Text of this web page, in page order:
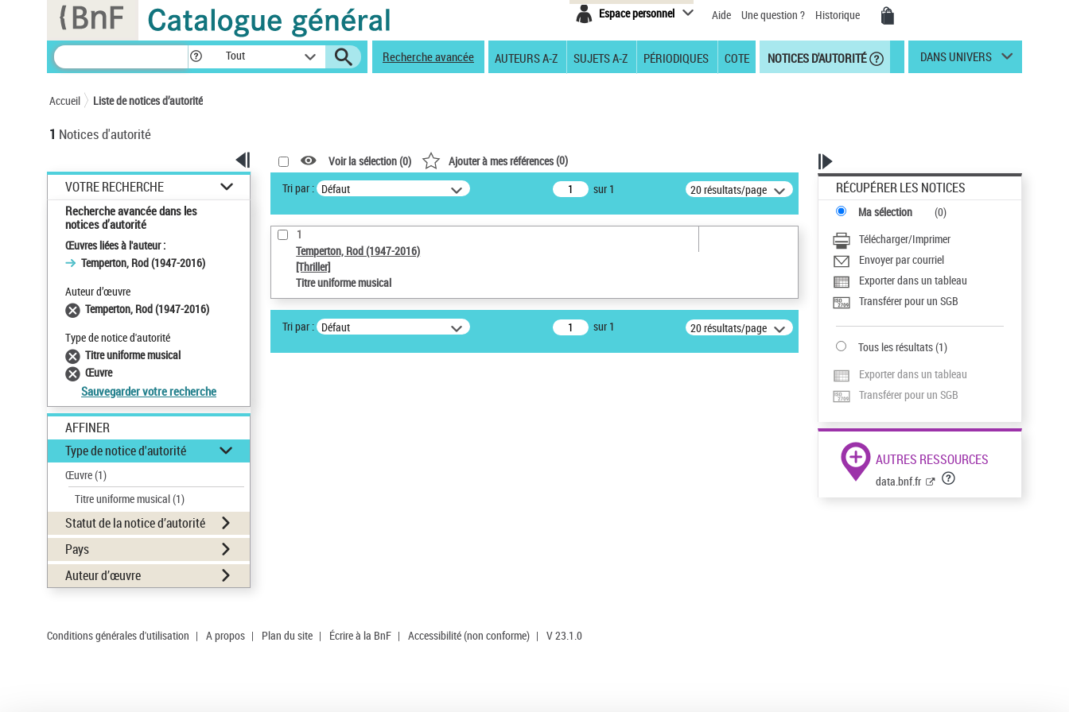
Espace personnel Aide Une question ? Historique
Tout Recherche avancée AUTEURS A-Z SUJETS A-Z PÉRIODIQUES COTE NOTICES D'AUTORITÉ DANS UNIVERS
Accueil Liste de notices d’autorité
1 Notices d'autorité
VOTRE RECHERCHE
Recherche avancée dans les
notices d’autorité
Œuvres liées à l'auteur :
Temperton, Rod (1947-2016)
Auteur d’œuvre
Temperton, Rod (1947-2016)
Type de notice d'autorité
Titre uniforme musical
Œuvre
Sauvegarder votre recherche
AFFINER
Type de notice d'autorité
Œuvre(1)
Titre uniforme musical(1)
Statut de la notice d’autorité
Pays
Auteur d’œuvre
Voir la sélection (0) Ajouter à mes références(0)
Tri par : Défaut sur 1 20 résultats/page
1
Temperton, Rod (1947-2016)
[Thriller]
Titre uniforme musical
Tri par : Défaut sur 1 20 résultats/page
RÉCUPÉRER LES NOTICES
Ma sélection (0)
Télécharger/Imprimer
Envoyer par courriel
Exporter dans un tableau
Transférer pour un SGB
Tous les résultats(1)
Exporter dans un tableau
Transférer pour un SGB
AUTRES RESSOURCES
data.bnf.fr
Conditions générales d'utilisation | A propos | Plan du site | Écrire à la BnF | Accessibilité (non conforme) | V 23.1.0
Panneau de gestion des cookies